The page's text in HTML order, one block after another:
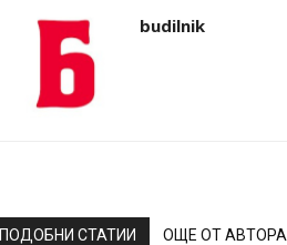
budilnik
ПОДОБНИ СТАТИИ ОЩЕ ОТ АВТОРА